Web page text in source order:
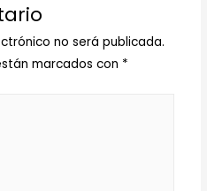
no será publicada.
marcados con *